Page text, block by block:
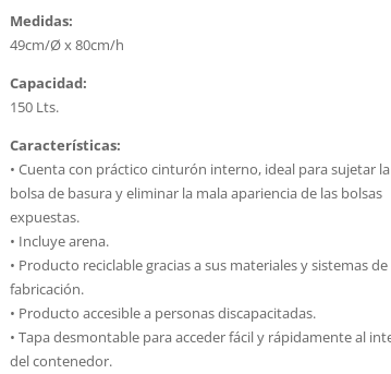
Medidas:
49cm/Ø x 80cm/h
Capacidad:
150 Lts.
Características:
• Cuenta con práctico cinturón interno, ideal para sujetar la
bolsa de basura y eliminar la mala apariencia de las bolsas
expuestas.
• Incluye arena.
• Producto reciclable gracias a sus materiales y sistemas de
fabricación.
• Producto accesible a personas discapacitadas.
• Tapa desmontable para acceder fácil y rápidamente al
del contenedor.